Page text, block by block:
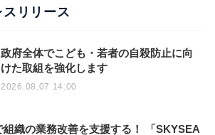
リリース
政府全体でこども・若者の自殺防止に向
けた取組を強化します
2026.08.07 14:00
組織の業務改善を支援する！ 「SKYSEA